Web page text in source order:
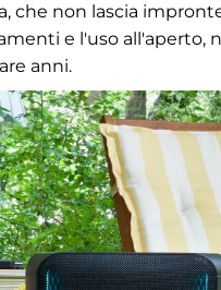
che non lascia
e l'uso all'aperto,
anni.